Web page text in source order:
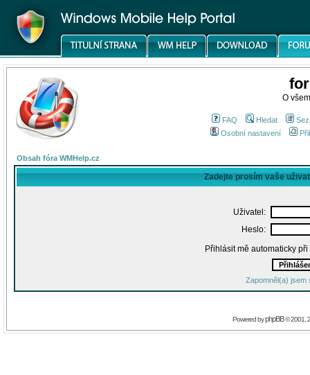
O
FAQ Hledat
Osobní nastavení
Obsah fóra WMHelp.cz
Zadejte prosím vaše
Uživatel:
Heslo:
Přihlásit mě automaticky
Zapomněl(a) jsem
Powered byphpBB© 2001,